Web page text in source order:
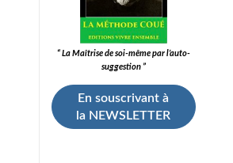
“ La Maîtrise de soi-même par l’auto-
suggestion ”
En souscrivant à
la NEWSLETTER